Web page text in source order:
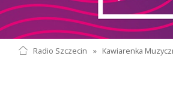
Radio Szczecin » Kawiarenka